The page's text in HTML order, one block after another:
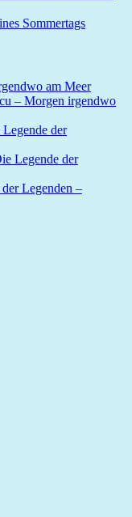
Sommertags
am Meer
– Morgen irgendwo
der
Legende der
Legenden –